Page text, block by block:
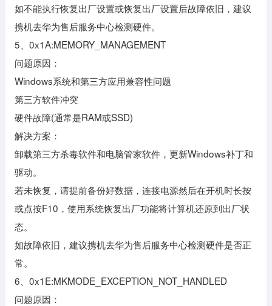
如不能执行恢复出厂设置或恢复出厂设置后故障依旧，建议
携机去华为售后服务中心检测硬件。
5、0x1A:MEMORY_MANAGEMENT
问题原因：
Windows系统和第三方应用兼容性问题
第三方软件冲突
硬件故障(通常是RAM或SSD)
解决方案：
卸载第三方杀毒软件和电脑管家软件，更新Windows补丁和
驱动。
若未恢复，请提前备份好数据，连接电源然后在开机时长按
或点按F10，使用系统恢复出厂功能将计算机还原到出厂状
态。
如故障依旧，建议携机去华为售后服务中心检测硬件是否正
常。
6、0x1E:MKMODE_EXCEPTION_NOT_HANDLED
问题原因：